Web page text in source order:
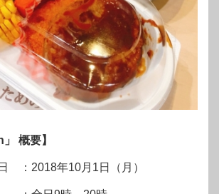
概要】
：2018年10月1日（月）